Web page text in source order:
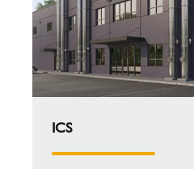
ICS